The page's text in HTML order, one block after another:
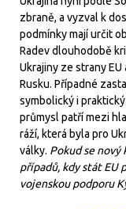
zbraně, a vyzval k
podmínky mají určit
Radev dlouhodobě
Ukrajiny ze strany
Rusku. Případné
symbolický i
průmysl patří mezi
ráží, která byla pro
války. Pokud se
případů, kdy stát EU
vojenskou podporu